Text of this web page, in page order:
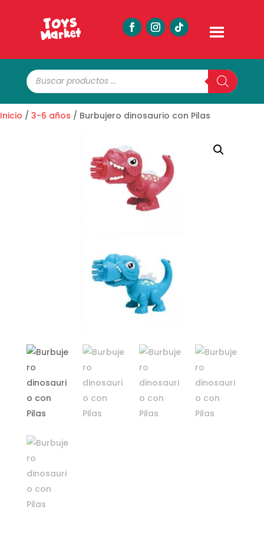
Búsqueda
de
productos
Inicio / 3-6 años / Burbujero dinosaurio con Pilas